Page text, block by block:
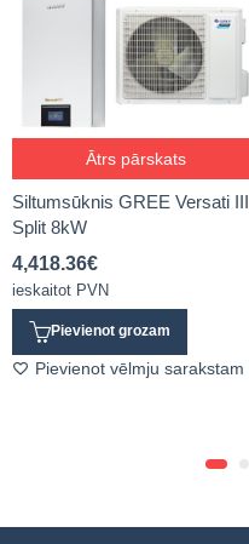
Ātrs pārskats
Siltumsūknis GREE Versati III
Split 8kW
4,418.36€
ieskaitot PVN
Pievienot grozam
Pievienot vēlmju sarakstam